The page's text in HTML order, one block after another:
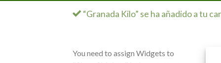
“Granada Kilo” se ha añadido a tu
You need to assign Widgets to